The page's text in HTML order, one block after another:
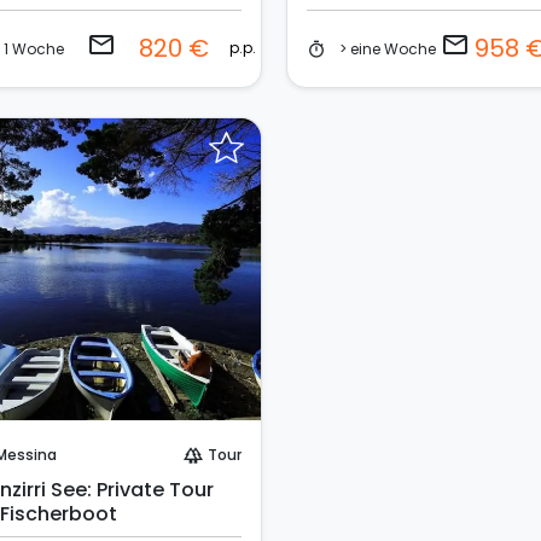
1 Woche email 820 € p.p. timer > eine Woche email 958
forest Tour
See: Private Tour